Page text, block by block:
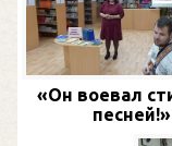
«Он воевал
песней!»